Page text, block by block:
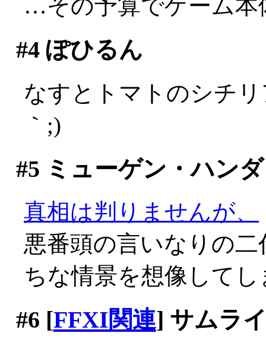
…その予算でゲーム本
#4ぽひるん
なすとトマトのシチ
｀;)
#5 ミューゲン・ハンダ
真相は判りませんが、
悪番頭の言いなりの
ちな情景を想像して
#6 [FFXI関連] サムラ